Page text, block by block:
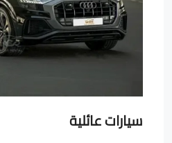
سيارات عائلية